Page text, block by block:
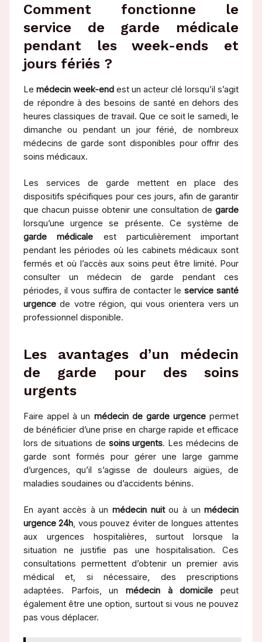
Comment fonctionne le
service de garde médicale
pendant les week-ends et
jours fériés ?
Le médecin week-endest un acteur clé lorsqu’il s’agit
de répondre à des besoins de santé en dehors des
heures classiques de travail. Que ce soit le samedi, le
dimanche ou pendant un jour férié, de nombreux
médecins de garde sont disponibles pour offrir des
soins médicaux.
Les services de garde mettent en place des
dispositifs spécifiques pour ces jours, afin de garantir
que chacun puisse obtenir une consultation degarde
lorsqu’une urgence se présente. Ce système de
garde médicale est particulièrement important
pendant les périodes où les cabinets médicaux sont
fermés et où l’accès aux soins peut être limité. Pour
consulter un médecin de garde pendant ces
périodes, il vous suffira de contacter leservice santé
urgencede votre région, qui vous orientera vers un
professionnel disponible.
Les avantages d’un médecin
de garde pour des soins
urgents
Faire appel à un médecin de garde urgencepermet
de bénéficier d’une prise en charge rapide et efficace
lors de situations de soins urgents. Les médecins de
garde sont formés pour gérer une large gamme
d’urgences, qu’il s’agisse de douleurs aigües, de
maladies soudaines ou d’accidents bénins.
En ayant accès à un médecin nuitou à unmédecin
urgence 24h, vous pouvez éviter de longues attentes
aux urgences hospitalières, surtout lorsque la
situation ne justifie pas une hospitalisation. Ces
consultations permettent d’obtenir un premier avis
médical et, si nécessaire, des prescriptions
adaptées. Parfois, un médecin à domicile peut
également être une option, surtout si vous ne pouvez
pas vous déplacer.